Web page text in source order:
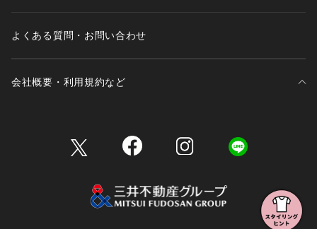
よくある質問・お問い合わせ
会社概要・利用規約など